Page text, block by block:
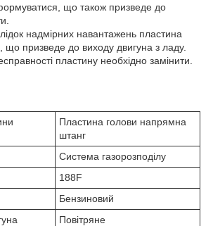
що також призведе до
надмірних навантажень пластина
що призведе до виходу двигуна з ладу.
пластину необхідно замінити.
Пластина голови напрямна
штанг
Система газорозподілу
188F
Бензиновий
Повітряне